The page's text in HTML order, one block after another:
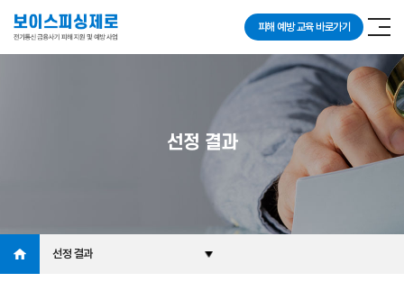
피해 예방 교육 바로가기
선정 결과
선정 결과